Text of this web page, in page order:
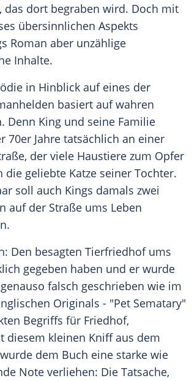
das dort begraben wird. Doch mit
übersinnlichen Aspekts
Roman aber unzählige
Inhalte.
in Hinblick auf eines der
basiert auf wahren
Denn King und seine Familie
70er Jahre tatsächlich an einer
der viele Haustiere zum Opfer
die geliebte Katze seiner Tochter.
soll auch Kings damals zwei
auf der Straße ums Leben
Den besagten Tierfriedhof ums
gegeben haben und er wurde
falsch geschrieben wie im
Originals - "Pet Sematary"
Begriffs für Friedhof,
diesem kleinen Kniff aus dem
dem Buch eine starke wie
Note verliehen: Die Tatsache,